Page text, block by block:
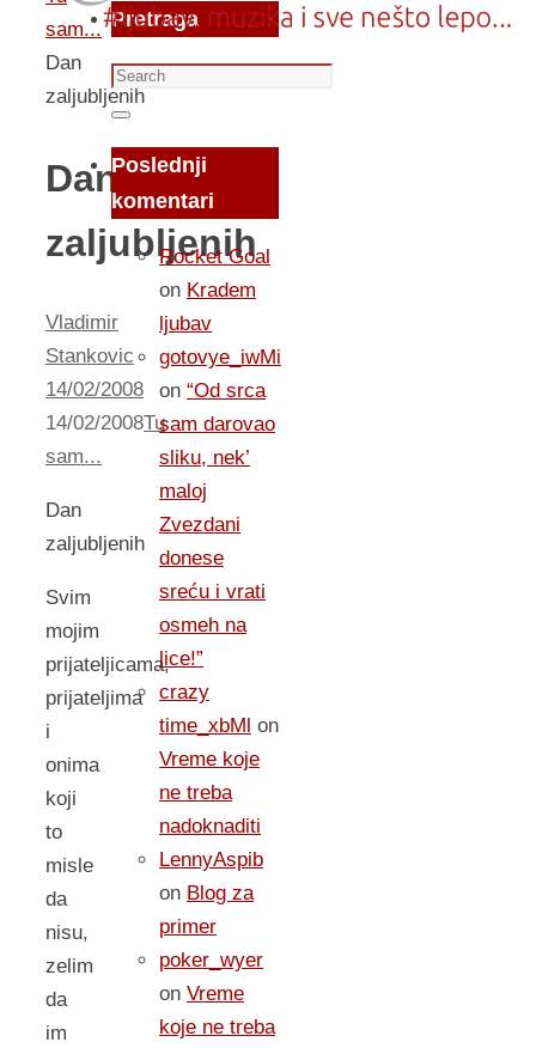
sam...
Dan
zaljubljenih
Dan
zaljubljenih
Vladimir
Stankovic
14/02/2008
14/02/2008Tu
sam...
Dan
zaljubljenih
Svim
mojim
prijateljicama,
prijateljima
i
onima
koji
to
misle
da
nisu,
zelim
da
im
Pretraga
Search
for:
Search
Poslednji
komentari
Rocket Goal
on Kradem
ljubav
gotovye_iwMi
on “Od srca
sam darovao
sliku, nek’
maloj
Zvezdani
donese
sreću i vrati
osmeh na
lice!”
crazy
time_xbMl on
Vreme koje
ne treba
nadoknaditi
LennyAspib
on Blog za
primer
poker_wyer
on Vreme
koje ne treba